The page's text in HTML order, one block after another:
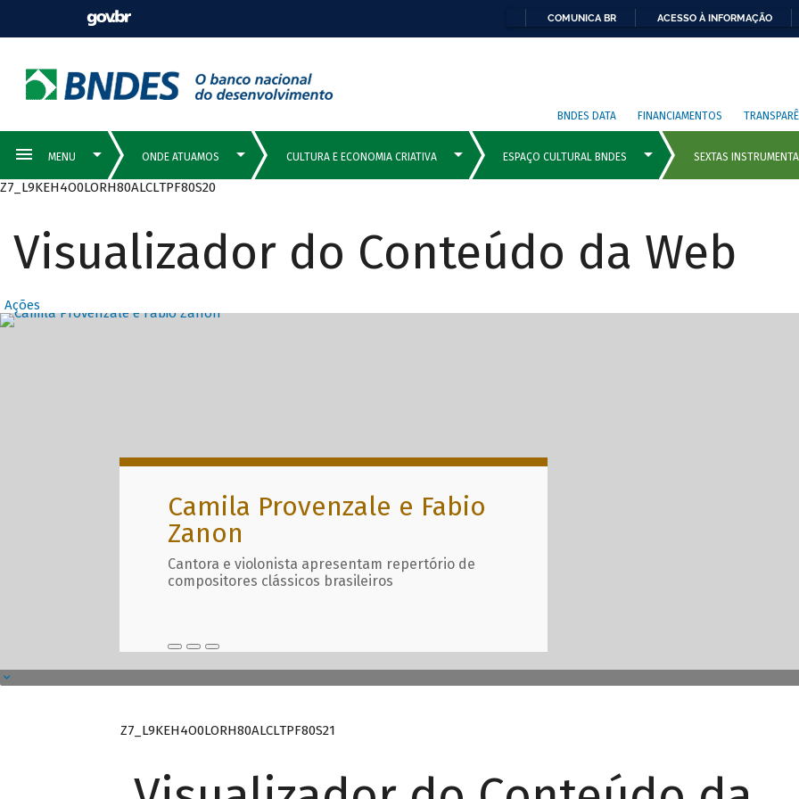
COMUNICA BR ACESSO À INFORMAÇÃO
BNDES DATA FINANCIAMENTOS
Z7_L9KEH4O0LORH80ALCLTPF80S20
Visualizador do Conteúdo da Web
Ações
Destaques Principais com
Camila Provenzale e Fabio
Zanon
Cantora e violonista apresentam repertório de
compositores clássicos brasileiros
Z7_L9KEH4O0LORH80ALCLTPF80S21